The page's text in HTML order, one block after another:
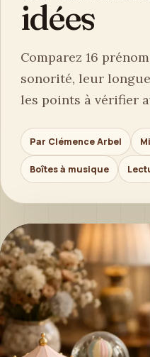
idées
Comparez 16
sonorité, leur
les points à vérifier
Par Clémence Arbel
Boîtes à musique